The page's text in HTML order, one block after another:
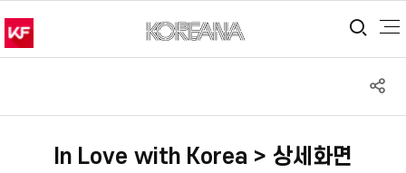
통
In Love with Korea > 상세화면